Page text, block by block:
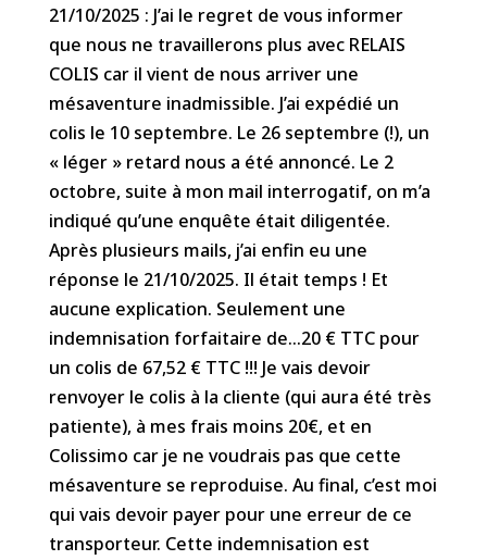
21/10/2025 : J’ai le regret de vous informer
que nous ne travaillerons plus avec RELAIS
COLIS car il vient de nous arriver une
mésaventure inadmissible. J’ai expédié un
colis le 10 septembre. Le 26 septembre (!), un
« léger » retard nous a été annoncé. Le 2
octobre, suite à mon mail interrogatif, on m’a
indiqué qu’une enquête était diligentée.
Après plusieurs mails, j’ai enfin eu une
réponse le 21/10/2025. Il était temps ! Et
aucune explication. Seulement une
indemnisation forfaitaire de…20 € TTC pour
un colis de 67,52 € TTC !!! Je vais devoir
renvoyer le colis à la cliente (qui aura été très
patiente), à mes frais moins 20€, et en
Colissimo car je ne voudrais pas que cette
mésaventure se reproduise. Au final, c’est moi
qui vais devoir payer pour une erreur de ce
transporteur. Cette indemnisation est